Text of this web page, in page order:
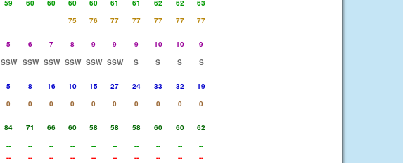
59 60 60 60 60 61 61 62 62
63
75 76 77 77 77 77
77
5 6 7 8 9 9 9 10 10
9
SSW SSW SSW SSW SSW SSW S S S
S
5 8 16 10 15 27 24 33 32
19
0 0 0 0 0 0 0 0 0
0
84 71 66 60 58 58 58 60 60
62
-- -- -- -- -- -- -- -- --
--
-- -- -- -- -- -- -- -- -- --